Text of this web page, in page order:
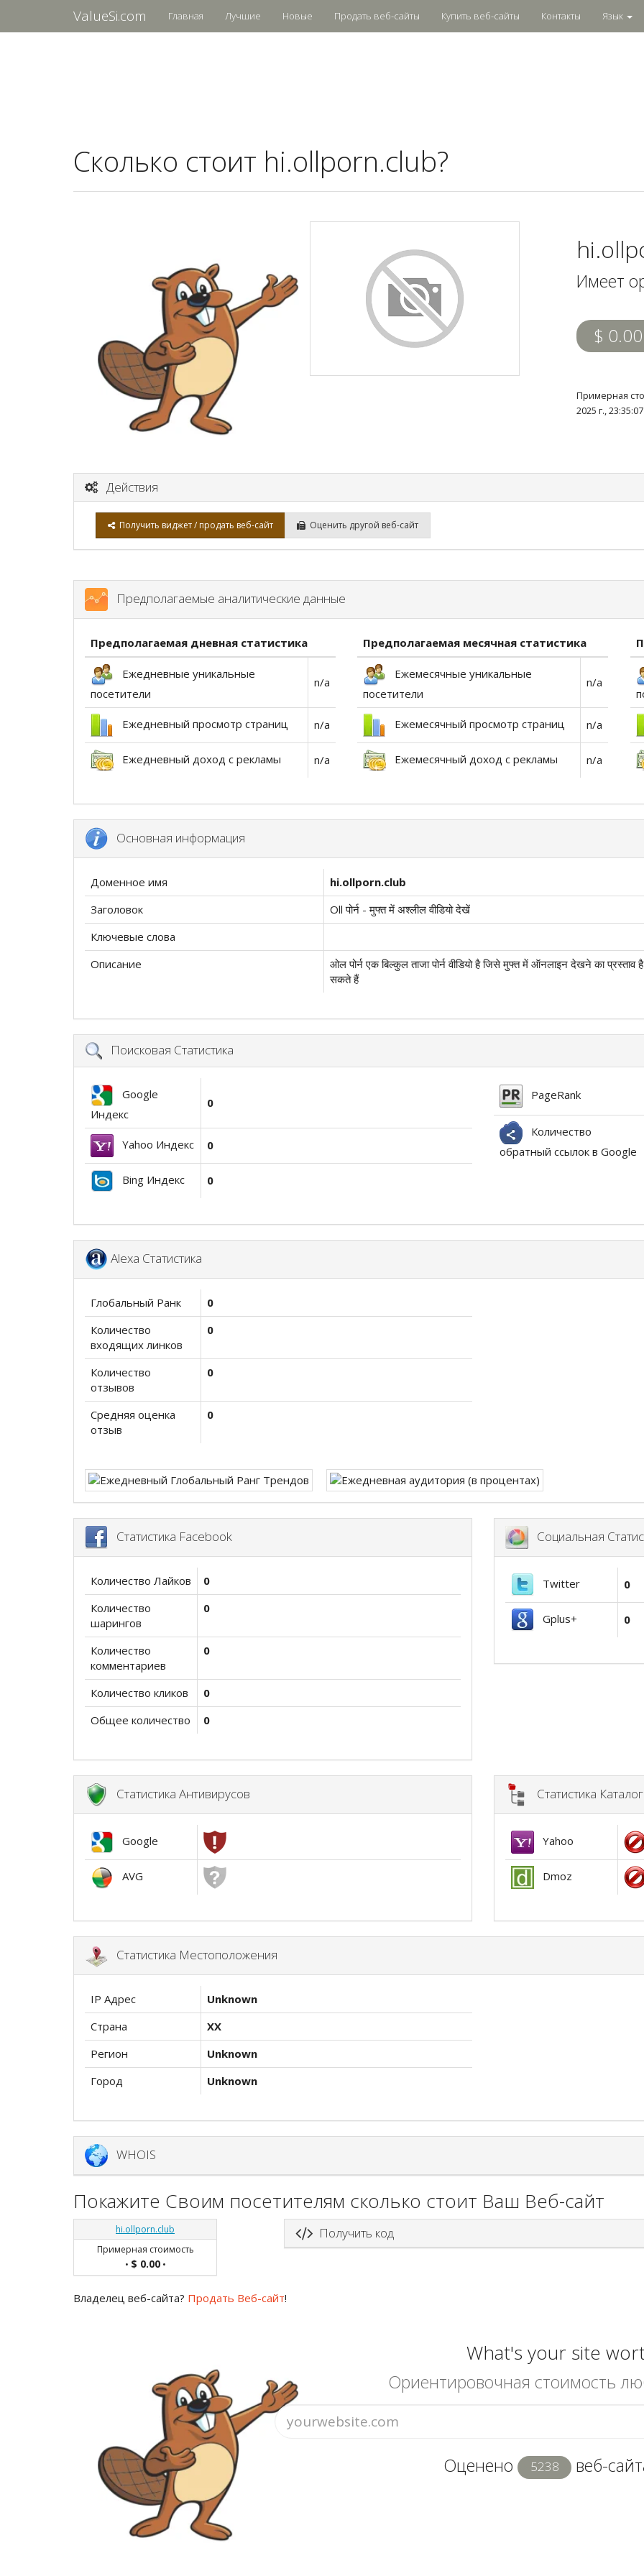
ValueSi.com Главная Лучшие Новые Продать веб-сайты Купить веб-сайты Контакты Язык
Сколько стоит hi.ollporn.club?
Имеет
$ 0.00
Примерная
2025 г.,
Действия
Получить виджет / продать веб-сайт Оценить другой веб-сайт
Предполагаемые аналитические данные
Предполагаемая дневная статистика
Ежедневные уникальные
посетители
n/a
Ежедневный просмотр страниц n/a
Ежедневный доход с рекламы n/a
Предполагаемая месячная статистика
Ежемесячные уникальные
посетители
n/a
Ежемесячный просмотр страниц n/a
Ежемесячный доход с рекламы n/a
Основная информация
Доменное имя
hi.ollporn.club
Заголовок
Oll पोर्न - मुफ्त में अश्लील वीडियो देखें
Ключевые слова
Описание
ओल पोर्न एक बिल्कुल ताजा पोर्न वीडियो है जिसे मुफ्त में ऑनलाइन देखने का प्रस्ताव
सकते हैं
Поисковая Статистика
Google
Индекс
0
Yahoo Индекс 0
Bing Индекс 0
PageRank
Количество
обратный ссылок в Google
Alexa Статистика
Глобальный Ранк
0
Количество
входящих линков
0
Количество
отзывов
0
Средняя оценка
отзыв
0
Статистика Facebook
Количество Лайков
0
Количество
шарингов
0
Количество
комментариев
0
Количество кликов
0
Общее количество
0
Социальная
Twitter 0
Gplus+ 0
Статистика Антивирусов
Google
AVG
Статистика
Yahoo
Dmoz
Статистика Местоположения
IP Адрес
Unknown
Страна
XX
Регион
Unknown
Город
Unknown
WHOIS
Покажите Своим посетителям сколько стоит Ваш Веб-сайт
hi.ollporn.club
Примерная стоимость
• $ 0.00•
Получить код
Владелец веб-сайта? Продать Веб-сайт!
What's your site
Ориентировочная стоимость
Оценено 5238 веб-